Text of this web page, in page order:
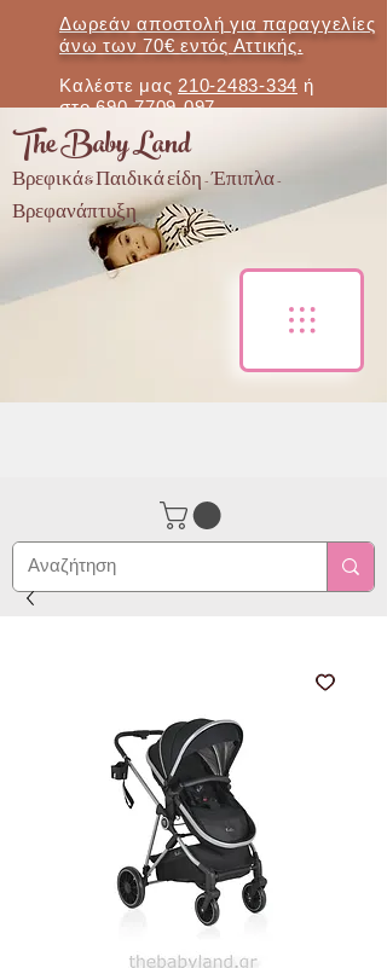
Δωρεάν αποστολή για παραγγελίες
άνω των 70€ εντός Αττικής.
Καλέστε μας 210-2483-334 ή
στο690-7709-097
The Baby Land
Βρεφικά & Παιδικά είδη - Έπιπλα -
Βρεφανάπτυξη